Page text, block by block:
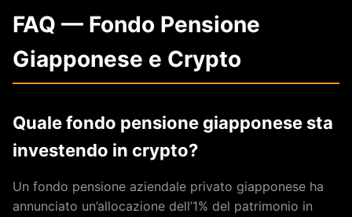
FAQ — Fondo Pensione
Giapponese e Crypto
Quale fondo pensione giapponese sta
investendo in crypto?
Un fondo pensione aziendale privato giapponese ha
annunciato un’allocazione dell’1% del patrimonio in